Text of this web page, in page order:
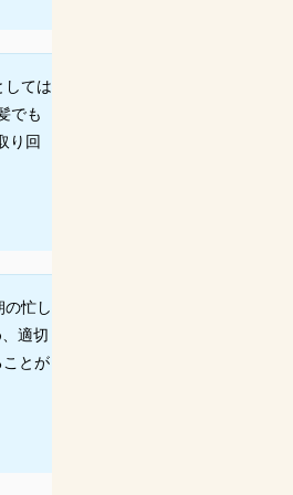
ては
でも
り回
忙し
適切
とが